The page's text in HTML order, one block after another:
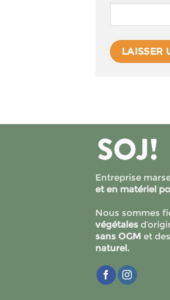
Entreprise
et en matériel
Nous sommes
végétales
sans OGM et des
naturel.